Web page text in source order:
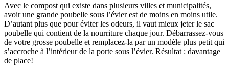
Avec le compost qui existe dans plusieurs villes et municipalités,
avoir une grande poubelle sous l’évier est de moins en moins utile.
D’autant plus que pour éviter les odeurs, il vaut mieux jeter le sac
poubelle qui contient de la nourriture chaque jour. Débarrassez-vous
de votre grosse poubelle et remplacez-la par un modèle plus petit qui
s’accroche à l’intérieur de la porte sous l’évier. Résultat : davantage
de place!